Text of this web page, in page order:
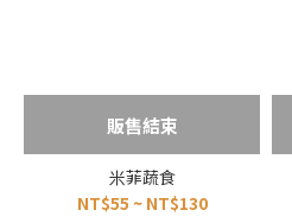
販售結束
米菲蔬食
NT$55 ~ NT$130